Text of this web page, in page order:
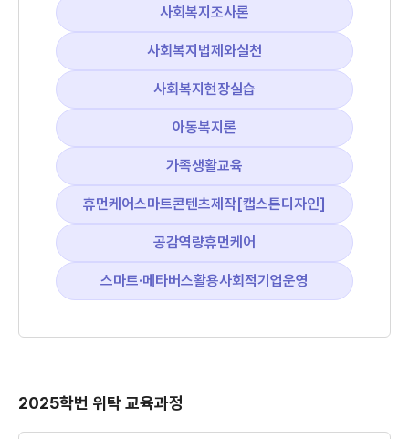
사회복지조사론
사회복지법제와실천
사회복지현장실습
아동복지론
가족생활교육
휴먼케어스마트콘텐츠제작[캡스톤디자인]
공감역량휴먼케어
스마트·메타버스활용사회적기업운영
2025학번 위탁 교육과정